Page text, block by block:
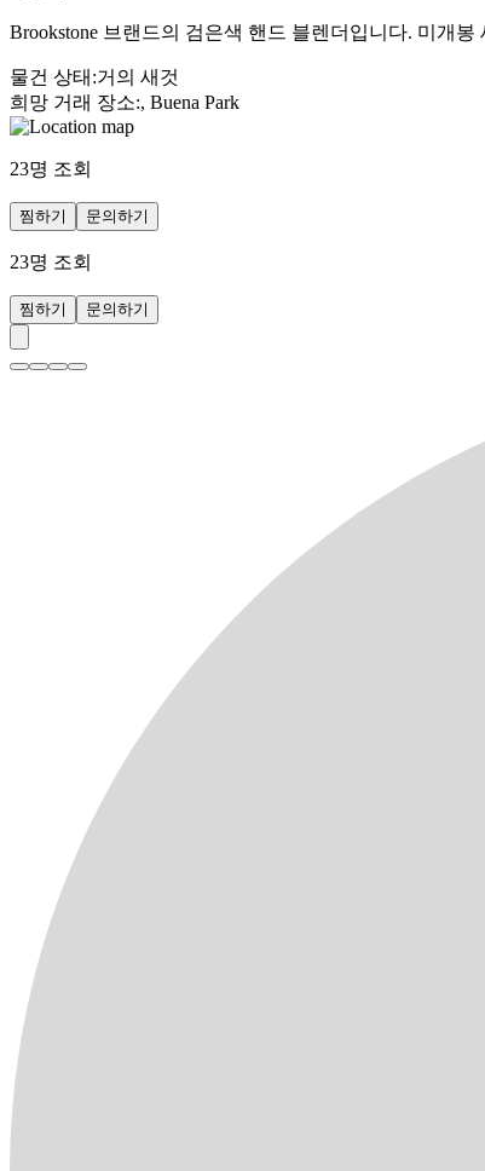
Brookstone 브랜드의 검은색 핸드 블렌더입니다. 미개
물건 상태 :거의 새것
희망 거래 장소:, Buena Park
23명 조회
찜하기 문의하기
23명 조회
찜하기 문의하기